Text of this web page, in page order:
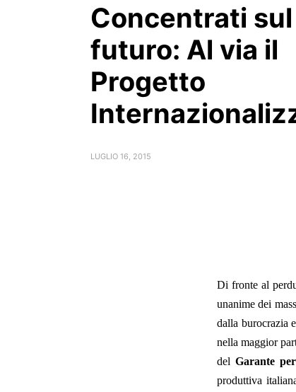
Concentrati sul
futuro: Al via il
Progetto
LUGLIO 16, 2015
Di fronte al
unanime dei
dalla burocrazia
nella maggior
del Garante
produttiva